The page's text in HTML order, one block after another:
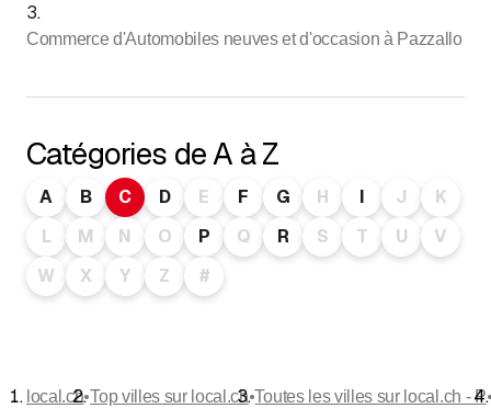
3.
Commerce d'Automobiles neuves et d'occasion à Pazzallo
Catégories de A à Z
A B C D E F G H I J
K
L
M N O P Q R S T U
V
W
X Y Z #
local.ch•Top villes sur local.ch•Toutes les villes sur local.ch - P